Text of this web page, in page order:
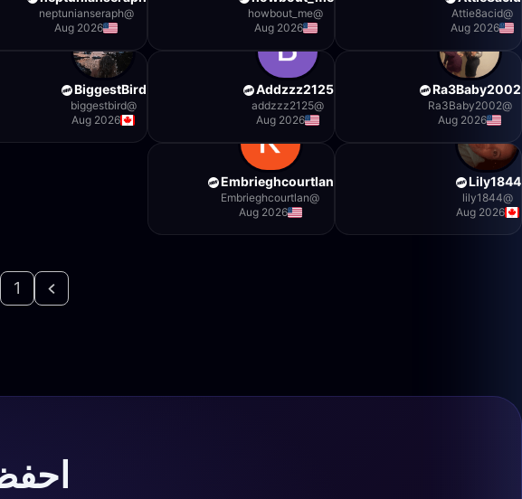
@
Attie8acid
Aug 2026
@
howbout_me
Aug 2026
@
neptunianseraph
Aug 2026
Ra3Baby2002
@
Ra3Baby2002
Aug 2026
Addzzz2125
@
addzzz2125
Aug 2026
BiggestBird
@
biggestbird
Aug 2026
Lily1844
@
lily1844
Aug 2026
Embrieghcourtlan
@
Embrieghcourtlan
Aug 2026
1